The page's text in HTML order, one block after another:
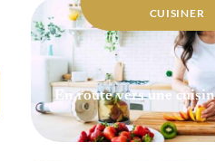
CUISINER
En route vers une